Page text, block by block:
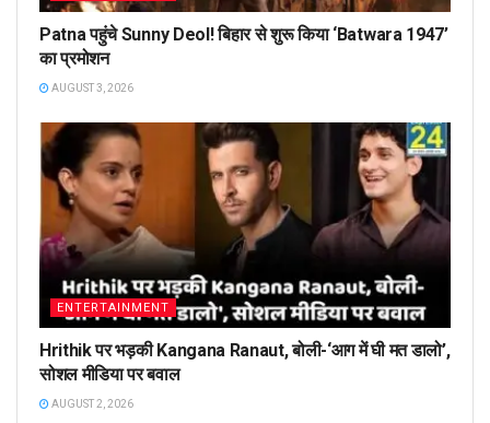
Patna पहुंचे Sunny Deol! बिहार से शुरू किया ‘Batwara 1947’
का प्रमोशन
AUGUST 3, 2026
ENTERTAINMENT
Hrithik पर भड़की Kangana Ranaut, बोली-‘आग में घी मत डालो’,
सोशल मीडिया पर बवाल
AUGUST 2, 2026